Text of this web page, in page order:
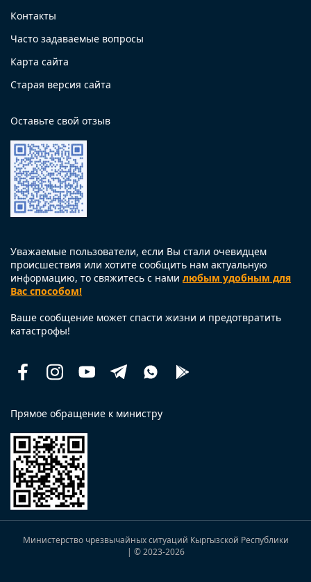
Контакты
Часто задаваемые вопросы
Карта сайта
Старая версия сайта
Оставьте свой отзыв
Уважаемые пользователи, если Вы стали очевидцем
происшествия или хотите сообщить нам актуальную
информацию, то свяжитесь с нами любым удобным для
Вас способом!
Ваше сообщение может спасти жизни и предотвратить
катастрофы!
FacebookInstagramYoutube TelegramWhatsappПомощь
рядом
Прямое обращение к министру
Министерство чрезвычайных ситуаций Кыргызской Республики
| © 2023-2026